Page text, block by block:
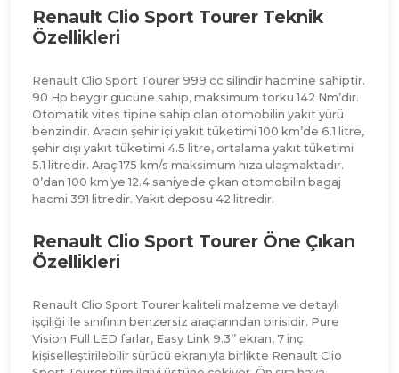
Renault Clio Sport Tourer Teknik
Özellikleri
Renault Clio Sport Tourer 999 cc silindir hacmine sahiptir.
90 Hp beygir gücüne sahip, maksimum torku 142 Nm’dir.
Otomatik vites tipine sahip olan otomobilin yakıt yürü
benzindir. Aracın şehir içi yakıt tüketimi 100 km’de 6.1 litre,
şehir dışı yakıt tüketimi 4.5 litre, ortalama yakıt tüketimi
5.1 litredir. Araç 175 km/s maksimum hıza ulaşmaktadır.
0’dan 100 km’ye 12.4 saniyede çıkan otomobilin bagaj
hacmi 391 litredir. Yakıt deposu 42 litredir.
Renault Clio Sport Tourer Öne Çıkan
Özellikleri
Renault Clio Sport Tourer kaliteli malzeme ve detaylı
işçiliği ile sınıfının benzersiz araçlarından birisidir. Pure
Vision Full LED farlar, Easy Link 9.3’’ ekran, 7 inç
kişiselleştirilebilir sürücü ekranıyla birlikte Renault Clio